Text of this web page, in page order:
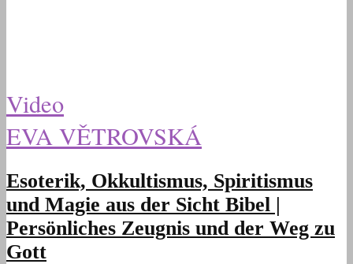
Video
EVA VĚTROVSKÁ
Esoterik, Okkultismus, Spiritismus
und Magie aus der Sicht Bibel |
Persönliches Zeugnis und der Weg zu
Gott